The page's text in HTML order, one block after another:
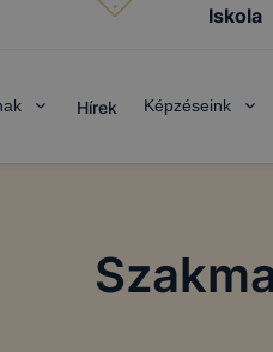
Iskola
Hírek Képzéseink